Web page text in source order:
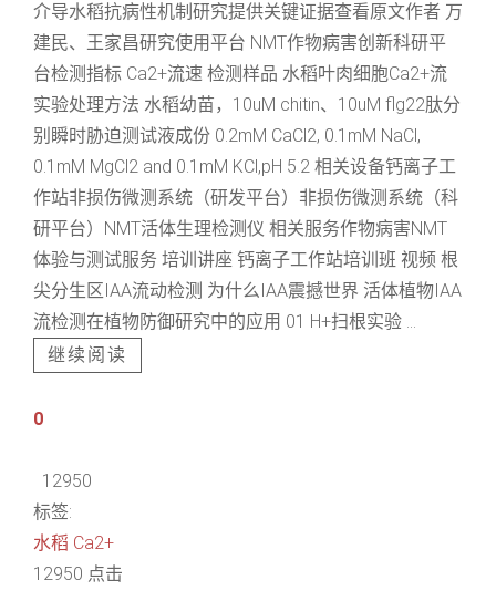
介导水稻抗病性机制研究提供关键证据查看原文作者 万
建民、王家昌研究使用平台 NMT作物病害创新科研平
台检测指标 Ca2+流速 检测样品 水稻叶肉细胞Ca2+流
实验处理方法 水稻幼苗，10uM chitin、10uM flg22肽分
别瞬时胁迫测试液成份 0.2mM CaCl2, 0.1mM NaCl,
0.1mM MgCl2 and 0.1mM KCl,pH 5.2 相关设备钙离子工
作站非损伤微测系统（研发平台）非损伤微测系统（科
研平台）NMT活体生理检测仪 相关服务作物病害NMT
体验与测试服务 培训讲座 钙离子工作站培训班 视频 根
尖分生区IAA流动检测 为什么IAA震撼世界 活体植物IAA
流检测在植物防御研究中的应用 01 H+扫根实验 ...
继续阅读
0
12950
标签:
水稻 Ca2+
12950 点击